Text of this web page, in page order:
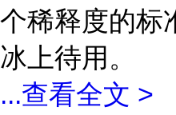
个稀释度的标
冰上待用。
...查看全文 >